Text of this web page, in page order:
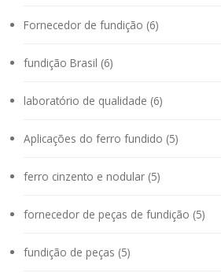
Fornecedor de fundição (6)
fundição Brasil (6)
laboratório de qualidade (6)
Aplicações do ferro fundido (5)
ferro cinzento e nodular (5)
fornecedor de peças de fundição (5)
fundição de peças (5)